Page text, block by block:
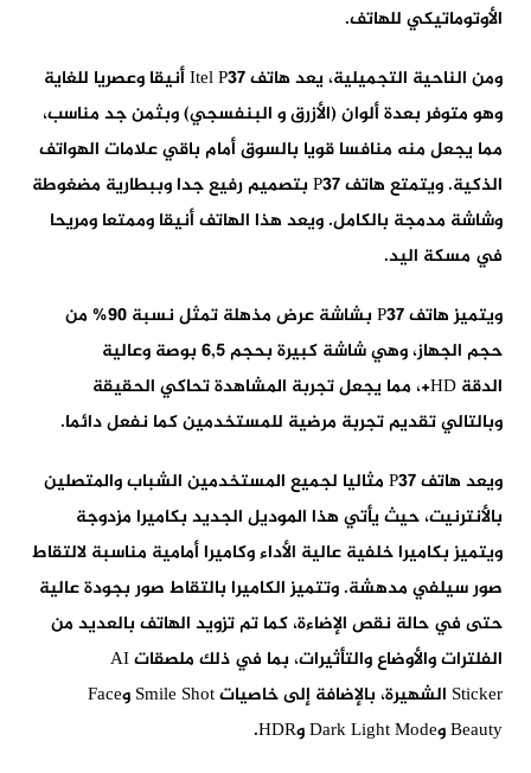
الأوتوماتيكي للهاتف.
ومن الناحية التجميلية، يعد هاتف Itel P37 أنيقا وعصريا للغاية
وهو متوفر بعدة ألوان (الأزرق و البنفسجي) وبثمن جد مناسب،
مما يجعل منه منافسا قويا بالسوق أمام باقي علامات الهواتف
الذكية. ويتمتع هاتف P37 بتصميم رفيع جدا وببطارية مضغوطة
وشاشة مدمجة بالكامل. ويعد هذا الهاتف أنيقا وممتعا ومريحا
في مسكة اليد.
ويتميز هاتف P37 بشاشة عرض مذهلة تمثل نسبة 90% من
حجم الجهاز، وهي شاشة كبيرة بحجم 6,5 بوصة وعالية
الدقة HD+، مما يجعل تجربة المشاهدة تحاكي الحقيقة
وبالتالي تقديم تجربة مرضية للمستخدمين كما نفعل دائما.
ويعد هاتف P37 مثاليا لجميع المستخدمين الشباب والمتصلين
بالأنترنيت، حيث يأتي هذا الموديل الجديد بكاميرا مزدوجة
ويتميز بكاميرا خلفية عالية الأداء وكاميرا أمامية مناسبة لالتقاط
صور سيلفي مدهشة. وتتميز الكاميرا بالتقاط صور بجودة عالية
حتى في حالة نقص الإضاءة، كما تم تزويد الهاتف بالعديد من
الفلترات والأوضاع والتأثيرات، بما في ذلك ملصقات AI
Sticker الشهيرة، بالإضافة إلى خاصيات Smile Shot وFace
Beauty وDark Light Mode وHDR.